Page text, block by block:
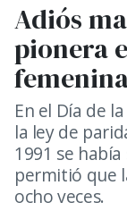
Adiós
pionera
En el Día de
la ley de
1991 se
permitió que
ocho veces.